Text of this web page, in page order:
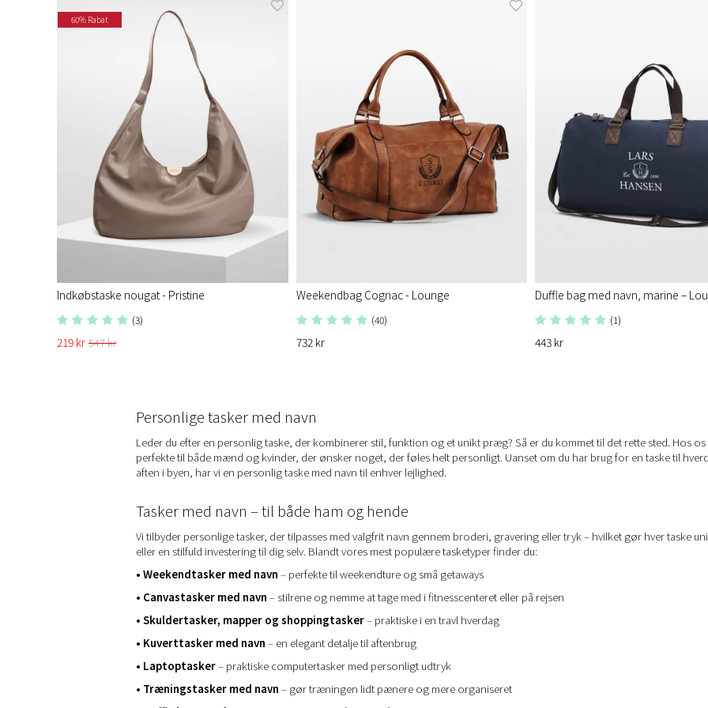
60% Rabat
Indkøbstaske nougat - Pristine​
(3)
219 kr 547 kr
Weekendbag Cognac - Lounge
(40)
732 kr
Duffle bag med navn, marine –
(1)
443 kr
Personlige tasker med navn
Leder du efter en personlig taske, der kombinerer stil, funktion og et unikt præg? Så er du kommet til det rette sted. Hos
perfekte til både mænd og kvinder, der ønsker noget, der føles helt personligt. Uanset om du har brug for en taske til
aften i byen, har vi en personlig taske med navn til enhver lejlighed.
Tasker med navn – til både ham og hende
Vi tilbyder personlige tasker, der tilpasses med valgfrit navn gennem broderi, gravering eller tryk – hvilket gør hver taske
eller en stilfuld investering til dig selv. Blandt vores mest populære tasketyper finder du:
• Weekendtasker med navn – perfekte til weekendture og små getaways
• Canvastasker med navn – stilrene og nemme at tage med i fitnesscenteret eller på rejsen
• Skuldertasker, mapper og shoppingtasker– praktiske i en travl hverdag
• Kuverttasker med navn – en elegant detalje til aftenbrug
• Laptoptasker– praktiske computertasker med personligt udtryk
• Træningstasker med navn – gør træningen lidt pænere og mere organiseret